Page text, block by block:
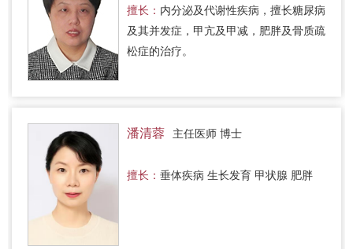
擅长： 内分泌及代谢性疾病，擅长糖尿病
及其并发症，甲亢及甲减，肥胖及骨质疏
松症的治疗。
潘清蓉 主任医师 博士
擅长： 垂体疾病 生长发育 甲状腺 肥胖